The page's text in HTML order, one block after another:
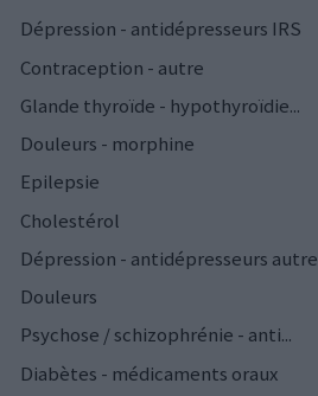
Dépression - antidépresseurs IRS
Contraception - autre
Glande thyroïde - hypothyroïdie...
Douleurs - morphine
Epilepsie
Cholestérol
Dépression - antidépresseurs autre
Douleurs
Psychose / schizophrénie - anti...
Diabètes - médicaments oraux